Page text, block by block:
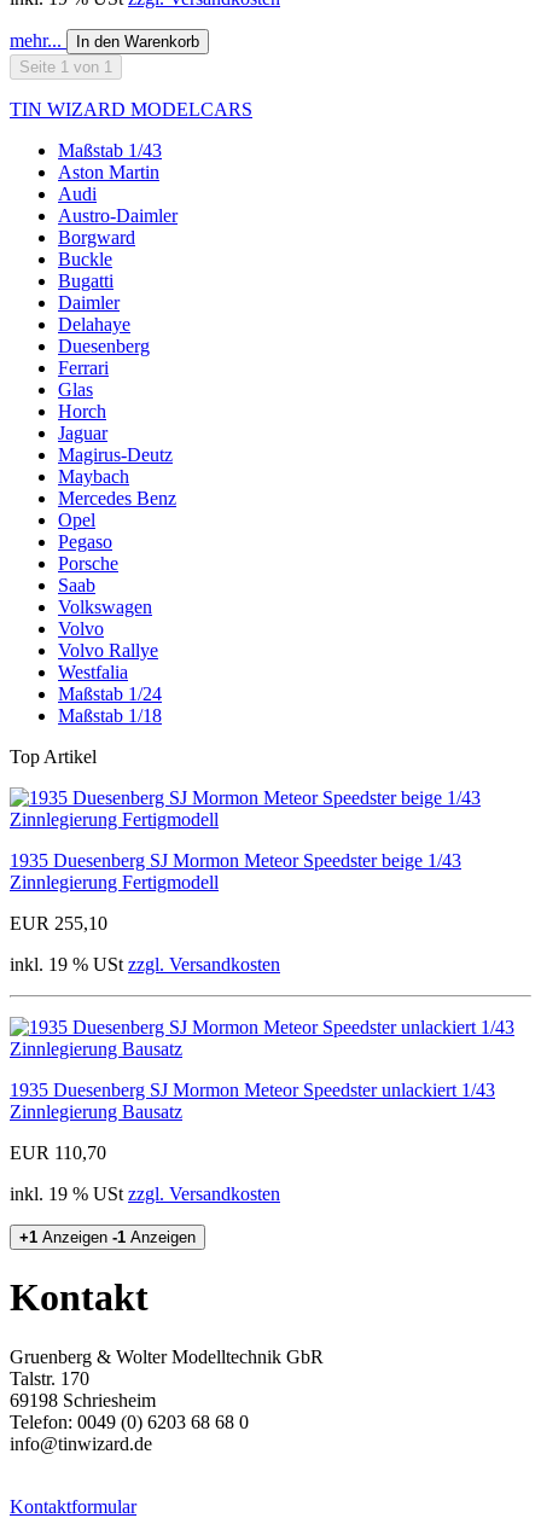
mehr...
In den Warenkorb
Seite 1 von 1
TIN WIZARD MODELCARS
Maßstab 1/43
Aston Martin
Audi
Austro-Daimler
Borgward
Buckle
Bugatti
Daimler
Delahaye
Duesenberg
Ferrari
Glas
Horch
Jaguar
Magirus-Deutz
Maybach
Mercedes Benz
Opel
Pegaso
Porsche
Saab
Volkswagen
Volvo
Volvo Rallye
Westfalia
Maßstab 1/24
Maßstab 1/18
Top Artikel
1935 Duesenberg SJ Mormon Meteor Speedster beige 1/43
Zinnlegierung Fertigmodell
EUR 255,10
inkl. 19 % USt zzgl. Versandkosten
1935 Duesenberg SJ Mormon Meteor Speedster unlackiert 1/43
Zinnlegierung Bausatz
EUR 110,70
inkl. 19 % USt zzgl. Versandkosten
+1 Anzeigen -1 Anzeigen
Kontakt
Gruenberg & Wolter Modelltechnik GbR
Talstr. 170
69198 Schriesheim
Telefon: 0049 (0) 6203 68 68 0
info@tinwizard.de
Kontaktformular